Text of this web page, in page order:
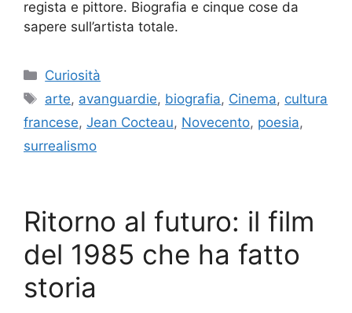
regista e pittore. Biografia e cinque cose da
sapere sull’artista totale.
Categorie
Curiosità
Tag
arte, avanguardie, biografia, Cinema, cultura
francese, Jean Cocteau, Novecento, poesia,
surrealismo
Ritorno al futuro: il film
del 1985 che ha fatto
storia